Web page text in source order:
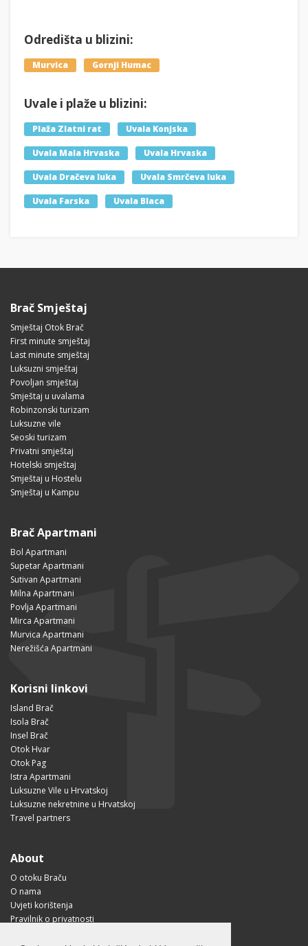
Odredišta u blizini:
Murvica Gornji Humac
Uvale i plaže u blizini:
Plaža Zlatni rat Uvala Konjska
Uvala Mala Hrvaska Uvala Hrvaska
Uvala Dračeva luka Uvala Smrčeva luka
Uvala Farska Uvala Blaca
Brač Smještaj
Smještaj Otok Brač
First minute smještaj
Last minute smještaj
Luksuzni smještaj
Povoljan smještaj
Smještaj u uvalama
Robinzonski turizam
Luksuzne vile
Seoski turizam
Privatni smještaj
Hotelski smještaj
Smještaj u Hostelu
Smještaj u Kampu
Brač Apartmani
Bol Apartmani
Supetar Apartmani
Sutivan Apartmani
Milna Apartmani
Povlja Apartmani
Mirca Apartmani
Murvica Apartmani
Nerežišća Apartmani
Korisni linkovi
Island Brač
Isola Brač
Insel Brač
Otok Hvar
Otok Pag
Istra Apartmani
Luksuzne Vile u Hrvatskoj
Luksuzne nekretnine u Hrvatskoj
Travel partners
About
O otoku Braču
O nama
Uvjeti korištenja
Pravilnik o privatnosti